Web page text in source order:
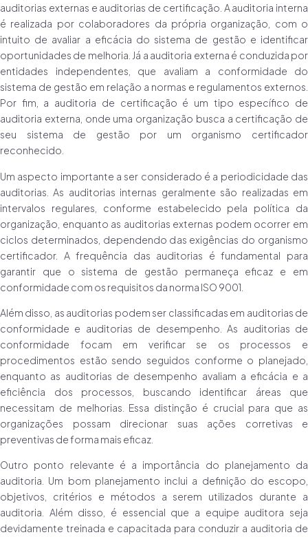
auditorias externas e auditorias de certificação. A auditoria interna
é realizada por colaboradores da própria organização, com o
intuito de avaliar a eficácia do sistema de gestão e identificar
oportunidades de melhoria. Já a auditoria externa é conduzida por
entidades independentes, que avaliam a conformidade do
sistema de gestão em relação a normas e regulamentos externos.
Por fim, a auditoria de certificação é um tipo específico de
auditoria externa, onde uma organização busca a certificação de
seu sistema de gestão por um organismo certificador
reconhecido.
Um aspecto importante a ser considerado é a periodicidade das
auditorias. As auditorias internas geralmente são realizadas em
intervalos regulares, conforme estabelecido pela política da
organização, enquanto as auditorias externas podem ocorrer em
ciclos determinados, dependendo das exigências do organismo
certificador. A frequência das auditorias é fundamental para
garantir que o sistema de gestão permaneça eficaz e em
conformidade com os requisitos da norma ISO 9001.
Além disso, as auditorias podem ser classificadas em auditorias de
conformidade e auditorias de desempenho. As auditorias de
conformidade focam em verificar se os processos e
procedimentos estão sendo seguidos conforme o planejado,
enquanto as auditorias de desempenho avaliam a eficácia e a
eficiência dos processos, buscando identificar áreas que
necessitam de melhorias. Essa distinção é crucial para que as
organizações possam direcionar suas ações corretivas e
preventivas de forma mais eficaz.
Outro ponto relevante é a importância do planejamento da
auditoria. Um bom planejamento inclui a definição do escopo,
objetivos, critérios e métodos a serem utilizados durante a
auditoria. Além disso, é essencial que a equipe auditora seja
devidamente treinada e capacitada para conduzir a auditoria de